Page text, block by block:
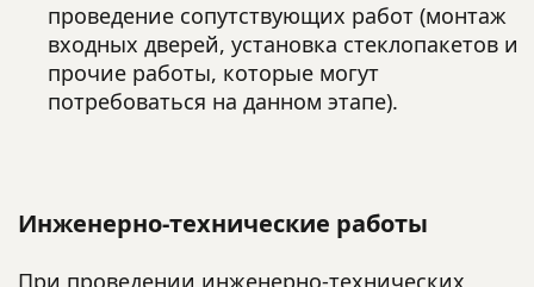
проведение сопутствующих работ (монтаж
входных дверей, установка стеклопакетов и
прочие работы, которые могут
потребоваться на данном этапе).
Инженерно-технические работы